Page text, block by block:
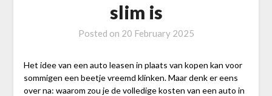
slim is
Posted on 20 February 2025
Het idee van een auto leasen in plaats van kopen kan voor
sommigen een beetje vreemd klinken. Maar denk er eens
over na: waarom zou je de volledige kosten van een auto in